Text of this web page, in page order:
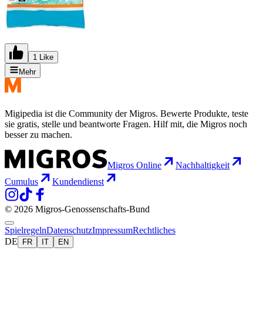
1 Like
Mehr
Migipedia ist die Community der Migros. Bewerte Produkte, teste
sie gratis, stelle und beantworte Fragen. Hilf mit, die Migros noch
besser zu machen.
Migros Online
Nachhaltigkeit
Cumulus
Kundendienst
© 2026 Migros-Genossenschafts-Bund
SpielregelnDatenschutzImpressumRechtliches
DE
FR IT EN